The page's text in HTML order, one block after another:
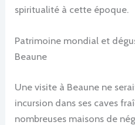
spiritualité à cette époque.
Patrimoine mondial et
Beaune
Une visite à Beaune ne
incursion dans ses caves
nombreuses maisons de